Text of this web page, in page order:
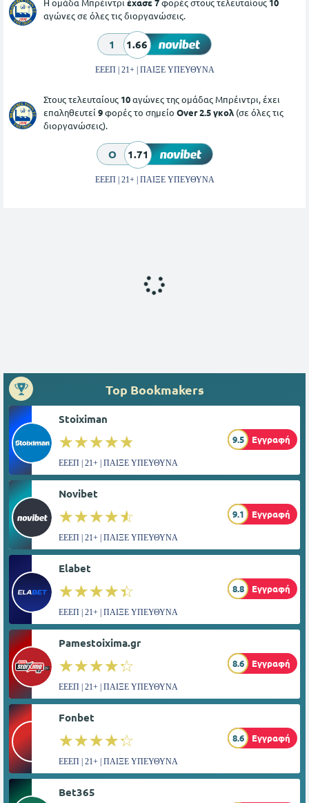
Η ομάδα Μπρέιντρι έχασε 7φορές στους τελευταίους 10
αγώνες σε όλες τις διοργανώσεις.
1 1.66
ΕΕΕΠ | 21+ | ΠΑΙΞΕ ΥΠΕΥΘΥΝΑ
Στους τελευταίους 10αγώνες της ομάδας Μπρέιντρι, έχει
επαληθευτεί 9φορές το σημείο Over 2.5 γκολ (σε όλες τις
διοργανώσεις).
O 1.71
ΕΕΕΠ | 21+ | ΠΑΙΞΕ ΥΠΕΥΘΥΝΑ
Top Bookmakers
Stoiximan
☆☆☆☆☆
★★★★★ 9.5 Εγγραφή
ΕΕΕΠ | 21+ | ΠΑΙΞΕ ΥΠΕΥΘΥΝΑ
Novibet
☆☆☆☆☆
★★★★★ 9.1 Εγγραφή
ΕΕΕΠ | 21+ | ΠΑΙΞΕ ΥΠΕΥΘΥΝΑ
Elabet
☆☆☆☆☆
★★★★★ 8.8 Εγγραφή
ΕΕΕΠ | 21+ | ΠΑΙΞΕ ΥΠΕΥΘΥΝΑ
Pamestoixima.gr
☆☆☆☆☆
★★★★★ 8.6 Εγγραφή
ΕΕΕΠ | 21+ | ΠΑΙΞΕ ΥΠΕΥΘΥΝΑ
Fonbet
☆☆☆☆☆
★★★★★ 8.6 Εγγραφή
ΕΕΕΠ | 21+ | ΠΑΙΞΕ ΥΠΕΥΘΥΝΑ
Bet365